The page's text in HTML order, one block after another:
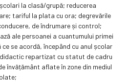
la clasă/grupă; reducerea
tariful la plata cu ora; degrevările
de îndrumare și control;
ale persoanei a cuantumului primei
se acordă, începând cu anul școlar
repartizat cu statut de cadru
învățământ aflate în zone din mediul